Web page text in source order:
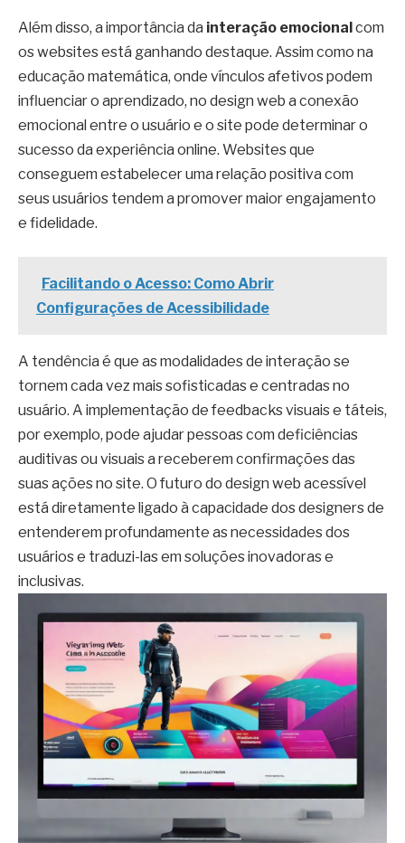
Além disso, a importância da interação emocionalcom
os websites está ganhando destaque. Assim como na
educação matemática, onde vínculos afetivos podem
influenciar o aprendizado, no design web a conexão
emocional entre o usuário e o site pode determinar o
sucesso da experiência online. Websites que
conseguem estabelecer uma relação positiva com
seus usuários tendem a promover maior engajamento
e fidelidade.
Facilitando o Acesso: Como Abrir
Configurações de Acessibilidade
A tendência é que as modalidades de interação se
tornem cada vez mais sofisticadas e centradas no
usuário. A implementação de feedbacks visuais e táteis,
por exemplo, pode ajudar pessoas com deficiências
auditivas ou visuais a receberem confirmações das
suas ações no site. O futuro do design web acessível
está diretamente ligado à capacidade dos designers de
entenderem profundamente as necessidades dos
usuários e traduzi-las em soluções inovadoras e
inclusivas.